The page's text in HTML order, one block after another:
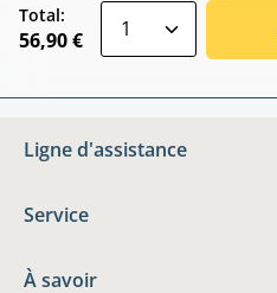
Total:
56,90 €
Ligne d'assistance
Service
À savoir